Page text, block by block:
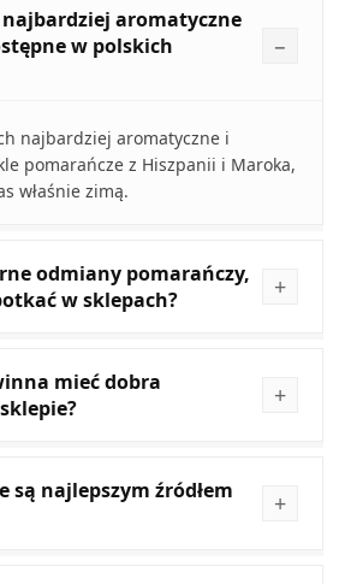
aromatyczne
w polskich
najbardziej aromatyczne i
pomarańcze z Hiszpanii i Maroka,
właśnie zimą.
odmiany pomarańczy,
w sklepach?
mieć dobra
są najlepszym źródłem